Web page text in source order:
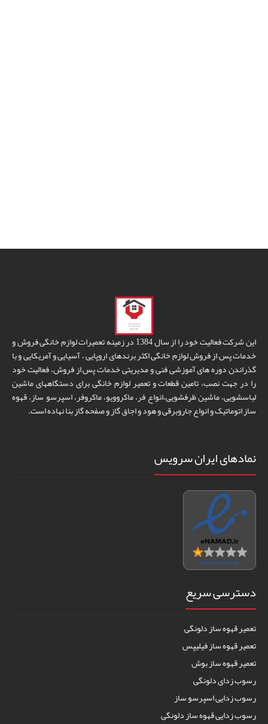
این شرکت فعالیت خود را از سال 1384 در زمینه تعمیرات لوازم خانگی فروش و
خدمات پس از فروش لوازم خانگی اکثر برندهای اروپایی ، آسیایی و آمریکایی و با
گذراندن دوره های آموزشی فنی و مدیریتی خدمات پس از فروش، فعالیت خود
را در جهت نصب، تامین قطعات و تعمیر لوازم خانگی برای دستگاههای ماشین
لباسشویی، ماشین ظرفشویی،انواع فر، ماکروویو، ماکروفر، اسپرسو ساز، قهوه
ساز اتوماتیک و انواع جاروبرقی و هود و اجاق گاز و صفحه گاز بنا نهاده است.
نمادهای ایران سرویس
دسترسی سریع
تعمیر قهوه ساز دلونگی
تعمیر قهوه ساز فیلیپس
تعمیر قهوه ساز بوش
رسوب زدای دلونگی
رسوب زدایی اسپرسو ساز
رسوب زدایی قهوه ساز دلونگی